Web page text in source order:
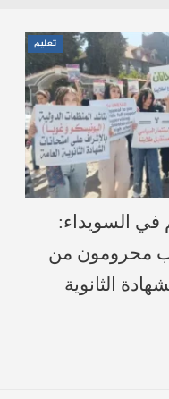
تعليم
في السويداء:
محرومون من
الثانوية